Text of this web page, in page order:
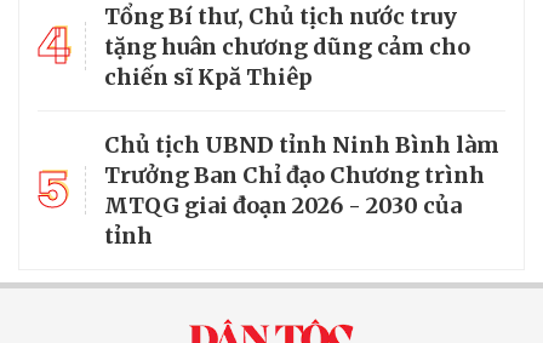
4
Tổng Bí thư, Chủ tịch nước truy
tặng huân chương dũng cảm cho
chiến sĩ Kpă Thiêp
5
Chủ tịch UBND tỉnh Ninh Bình làm
Trưởng Ban Chỉ đạo Chương trình
MTQG giai đoạn 2026 - 2030 của
tỉnh